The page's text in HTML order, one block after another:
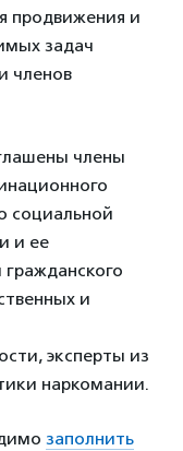
продвижения и
задач
членов
члены
социальной
и ее
и
эксперты из
наркомании.
заполнить